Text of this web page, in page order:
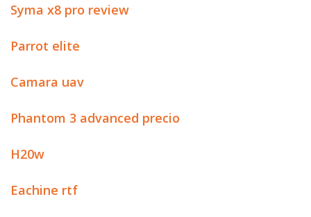
Syma x8 pro review
Parrot elite
Camara uav
Phantom 3 advanced precio
H20w
Eachine rtf